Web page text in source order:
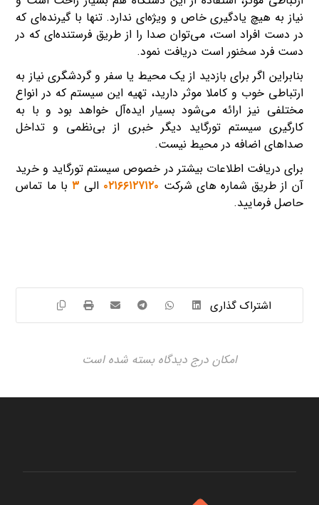
نیاز به هیچ یادگیری خاص و ویژه‌ای ندارد. تنها با گیرنده‌ای که
در دست افراد است، می‌توان صدا را از طریق فرستنده‌ای که در
دست فرد سخنور است دریافت نمود.
بنابراین اگر برای بازدید از یک محیط یا سفر و گردشگری نیاز به
ارتباطی خوب و کاملا موثر دارید، تهیه این سیستم که در انواع
مختلفی نیز ارائه می‌شود بسیار ایده‌آل خواهد بود و با به
کارگیری سیستم تورگاید دیگر خبری از بی‌نظمی و تداخل
صداهای اضافه در محیط نیست.
برای دریافت اطلاعات بیشتر در خصوص سیستم تورگاید و خرید
آن از طریق شماره های شرکت ۰۲۱۶۶۱۲۷۱۲۰ الی ۳ با ما تماس
حاصل فرمایید.
امکان درج دیدگاه بسته شده است